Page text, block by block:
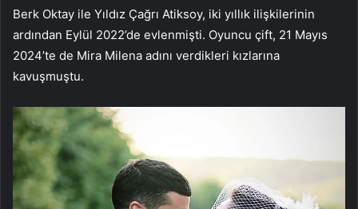
Berk Oktay ile Yıldız Çağrı Atiksoy, iki yıllık ilişkilerinin
ardından Eylül 2022’de evlenmişti. Oyuncu çift, 21 Mayıs
2024’te de Mira Milena adını verdikleri kızlarına
kavuşmuştu.